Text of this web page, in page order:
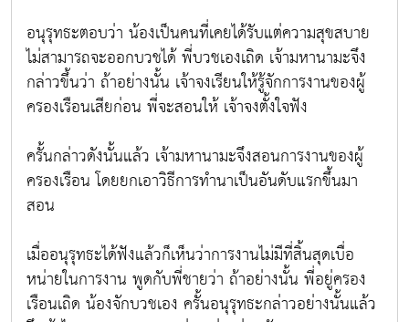
อนุรุทธะตอบว่า น้องเป็นคนที่เคยได้รับแต่ความสุขสบาย
ไม่สามารถจะออกบวชได้ พี่บวชเองเถิด เจ้ามหานามะจึง
กล่าวขึ้นว่า ถ้าอย่างนั้น เจ้าจงเรียนให้รู้จักการงานของผู้
ครองเรือนเสียก่อน พี่จะสอนให้ เจ้าจงตั้งใจฟัง
ครั้นกล่าวดังนั้นแล้ว เจ้ามหานามะจึงสอนการงานของผู้
ครองเรือน โดยยกเอาวิธีการทำนาเป็นอันดับแรกขึ้นมา
สอน
เมื่ออนุรุทธะได้ฟังแล้วก็เห็นว่าการงานไม่มีที่สิ้นสุดเบื่อ
หน่ายในการงาน พูดกับพี่ชายว่า ถ้าอย่างนั้น พี่อยู่ครอง
เรือนเถิด น้องจักบวชเอง ครั้นอนุรุทธะกล่าวอย่างนั้นแล้ว